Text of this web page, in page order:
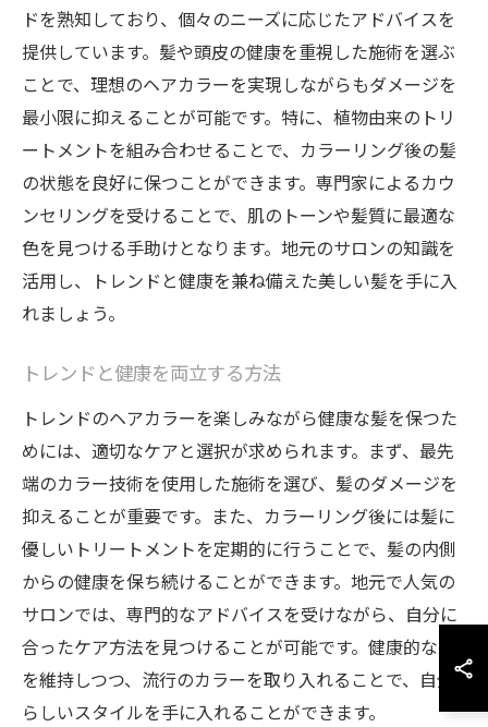
ドを熟知しており、個々のニーズに応じたアドバイスを
提供しています。髪や頭皮の健康を重視した施術を選ぶ
ことで、理想のヘアカラーを実現しながらもダメージを
最小限に抑えることが可能です。特に、植物由来のトリ
ートメントを組み合わせることで、カラーリング後の髪
の状態を良好に保つことができます。専門家によるカウ
ンセリングを受けることで、肌のトーンや髪質に最適な
色を見つける手助けとなります。地元のサロンの知識を
活用し、トレンドと健康を兼ね備えた美しい髪を手に入
れましょう。
トレンドと健康を両立する方法
トレンドのヘアカラーを楽しみながら健康な髪を保つた
めには、適切なケアと選択が求められます。まず、最先
端のカラー技術を使用した施術を選び、髪のダメージを
抑えることが重要です。また、カラーリング後には髪に
優しいトリートメントを定期的に行うことで、髪の内側
からの健康を保ち続けることができます。地元で人気の
サロンでは、専門的なアドバイスを受けながら、自分に
合ったケア方法を見つけることが可能です。健康的な髪
を維持しつつ、流行のカラーを取り入れることで、自分
らしいスタイルを手に入れることができます。